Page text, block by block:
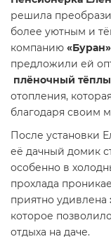
решила
более уютным и
компанию «Буран»
предложили ей
плёночный
отопления,
благодаря своим
После установки
её дачный домик
особенно в
прохлада
приятно удивлена
которое
отдыха на даче.